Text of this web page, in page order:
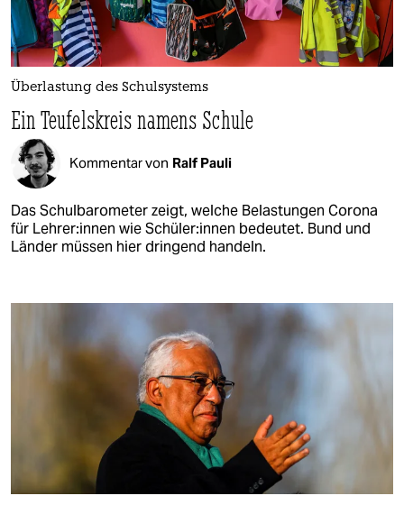
Überlastung des Schulsystems
Ein Teufelskreis namens Schule
Kommentar von Ralf Pauli
Das Schulbarometer zeigt, welche Belastungen Corona
für Leh­re­r:in­nen wie Schü­le­r:in­nen bedeutet. Bund und
Länder müssen hier dringend handeln.